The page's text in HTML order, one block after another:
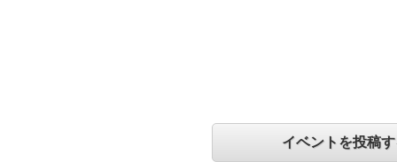
イベントを投稿